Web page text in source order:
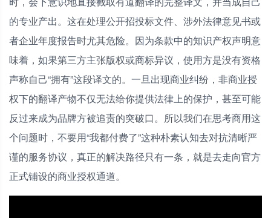
的专业产出。这在处理公开招投标文件、涉外法律意见书或
者企业年度报告时尤其危险。因为条款中的知识产权声明意
味着，如果第三方主张版权或商标异议，使用方是没有资格
声称自己“拥有”这段译文的。一旦出现商业纠纷，非商业授
权下的翻译产物不仅无法给你提供法律上的保护，甚至可能
反过来成为品牌方被追责的突破口。所以我们在思考商用这
个问题时，不要用“我都付费了”这种朴素认知去对抗清晰严
谨的服务协议，真正的解决路径只有一条，就是去走向官方
正式铺设的商业授权通道。